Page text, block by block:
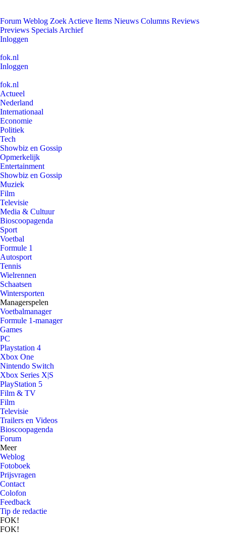
Forum Weblog Zoek Actieve Items Nieuws Columns Reviews
Previews Specials Archief
Inloggen
fok.nl
Inloggen
fok.nl
Actueel
Nederland
Internationaal
Economie
Politiek
Tech
Showbiz en Gossip
Opmerkelijk
Entertainment
Showbiz en Gossip
Muziek
Film
Televisie
Media & Cultuur
Bioscoopagenda
Sport
Voetbal
Formule 1
Autosport
Tennis
Wielrennen
Schaatsen
Wintersporten
Managerspelen
Voetbalmanager
Formule 1-manager
Games
PC
Playstation 4
Xbox One
Nintendo Switch
Xbox Series X|S
PlayStation 5
Film & TV
Film
Televisie
Trailers en Videos
Bioscoopagenda
Forum
Meer
Weblog
Fotoboek
Prijsvragen
Contact
Colofon
Feedback
Tip de redactie
FOK!
FOK!